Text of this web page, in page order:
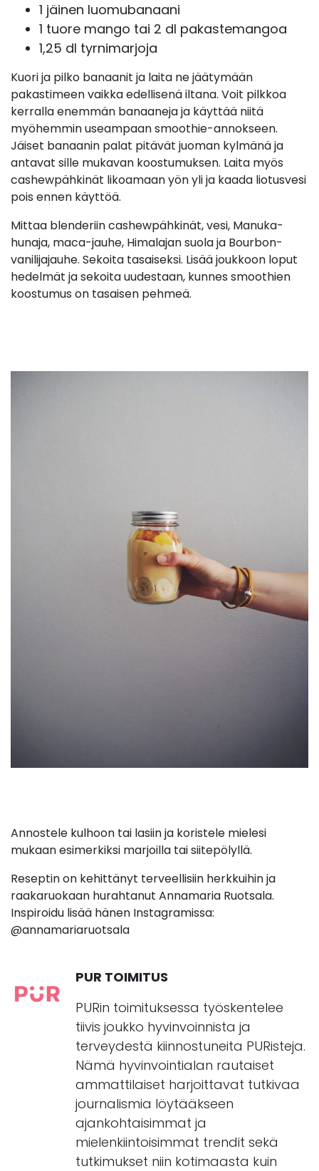
1 jäinen luomubanaani
1 tuore mango tai 2 dl pakastemangoa
1,25 dl tyrnimarjoja
Kuori ja pilko banaanit ja laita ne jäätymään
pakastimeen vaikka edellisenä iltana. Voit pilkkoa
kerralla enemmän banaaneja ja käyttää niitä
myöhemmin useampaan smoothie-annokseen.
Jäiset banaanin palat pitävät juoman kylmänä ja
antavat sille mukavan koostumuksen. Laita myös
cashewpähkinät likoamaan yön yli ja kaada liotusvesi
pois ennen käyttöä.
Mittaa blenderiin cashewpähkinät, vesi, Manuka-
hunaja, maca-jauhe, Himalajan suola ja Bourbon-
vanilijajauhe. Sekoita tasaiseksi. Lisää joukkoon loput
hedelmät ja sekoita uudestaan, kunnes smoothien
koostumus on tasaisen pehmeä.
Annostele kulhoon tai lasiin ja koristele mielesi
mukaan esimerkiksi marjoilla tai siitepölyllä.
Reseptin on kehittänyt terveellisiin herkkuihin ja
raakaruokaan hurahtanut Annamaria Ruotsala.
Inspiroidu lisää hänen Instagramissa:
@annamariaruotsala
PUR TOIMITUS
PURin toimituksessa työskentelee
tiivis joukko hyvinvoinnista ja
terveydestä kiinnostuneita PURisteja.
Nämä hyvinvointialan rautaiset
ammattilaiset harjoittavat tutkivaa
journalismia löytääkseen
ajankohtaisimmat ja
mielenkiintoisimmat trendit sekä
tutkimukset niin kotimaasta kuin